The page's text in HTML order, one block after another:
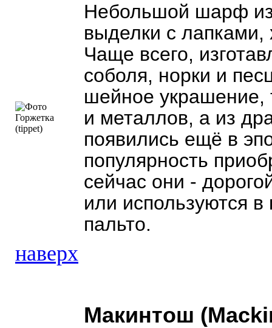
Небольшой шарф
выделки с лапками,
Чаще всего,
соболя, норки и
шейное украшение,
и металлов, а из
появились ещё в
популярность
сейчас они -
или используются в
пальто.
наверх
Макинтош